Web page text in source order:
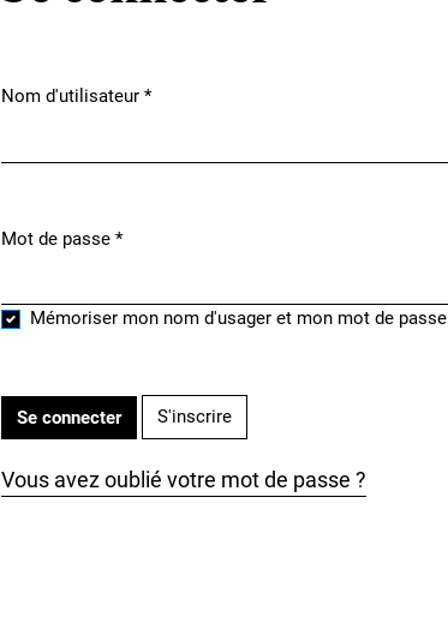
Nom d'utilisateur *
Mot de passe *
Mémoriser mon nom d'usager et mon mot de passe
Se connecter S'inscrire
Vous avez oublié votre mot de passe ?